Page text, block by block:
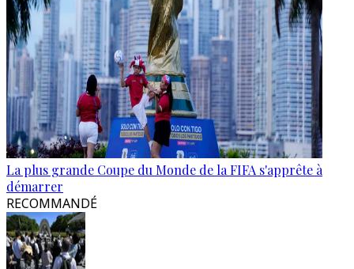
La plus grande Coupe du Monde de la FIFA s'apprête à
démarrer
RECOMMANDÉ